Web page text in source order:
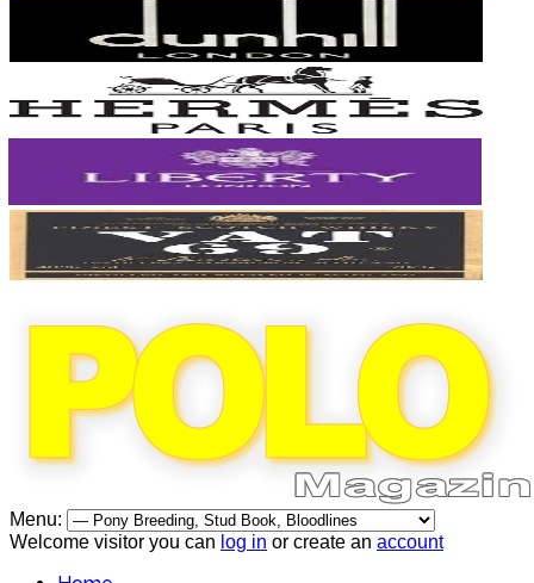
Menu:
Welcome visitor you can log in or create an account